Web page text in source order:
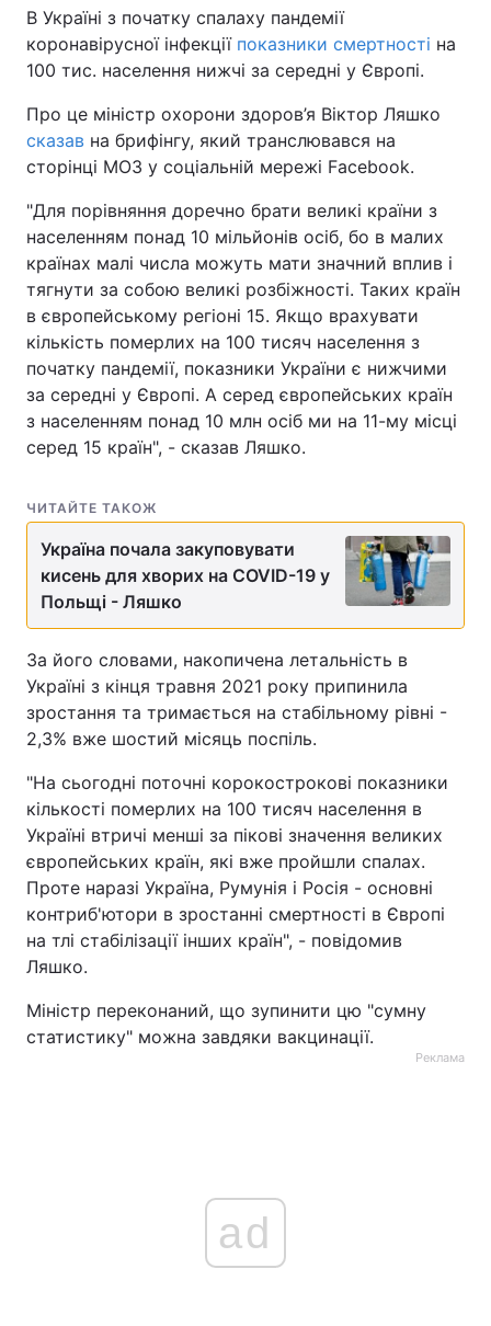
В Україні з початку спалаху пандемії
коронавірусної інфекції показники смертності на
100 тис. населення нижчі за середні у Європі.
Про це міністр охорони здоров’я Віктор Ляшко
сказав на брифінгу, який транслювався на
сторінці МОЗ у соціальній мережі Facebook.
"Для порівняння доречно брати великі країни з
населенням понад 10 мільйонів осіб, бо в малих
країнах малі числа можуть мати значний вплив і
тягнути за собою великі розбіжності. Таких країн
в європейському регіоні 15. Якщо врахувати
кількість померлих на 100 тисяч населення з
початку пандемії, показники України є нижчими
за середні у Європі. А серед європейських країн
з населенням понад 10 млн осіб ми на 11-му місці
серед 15 країн", - сказав Ляшко.
ЧИТАЙТЕ ТАКОЖ
Україна почала закуповувати
кисень для хворих на COVID-19 у
Польщі - Ляшко
За його словами, накопичена летальність в
Україні з кінця травня 2021 року припинила
зростання та тримається на стабільному рівні -
2,3% вже шостий місяць поспіль.
"На сьогодні поточні корокострокові показники
кількості померлих на 100 тисяч населення в
Україні втричі менші за пікові значення великих
європейських країн, які вже пройшли спалах.
Проте наразі Україна, Румунія і Росія - основні
контриб'ютори в зростанні смертності в Європі
на тлі стабілізації інших країн", - повідомив
Ляшко.
Міністр переконаний, що зупинити цю "сумну
статистику" можна завдяки вакцинації.
Реклама
ad